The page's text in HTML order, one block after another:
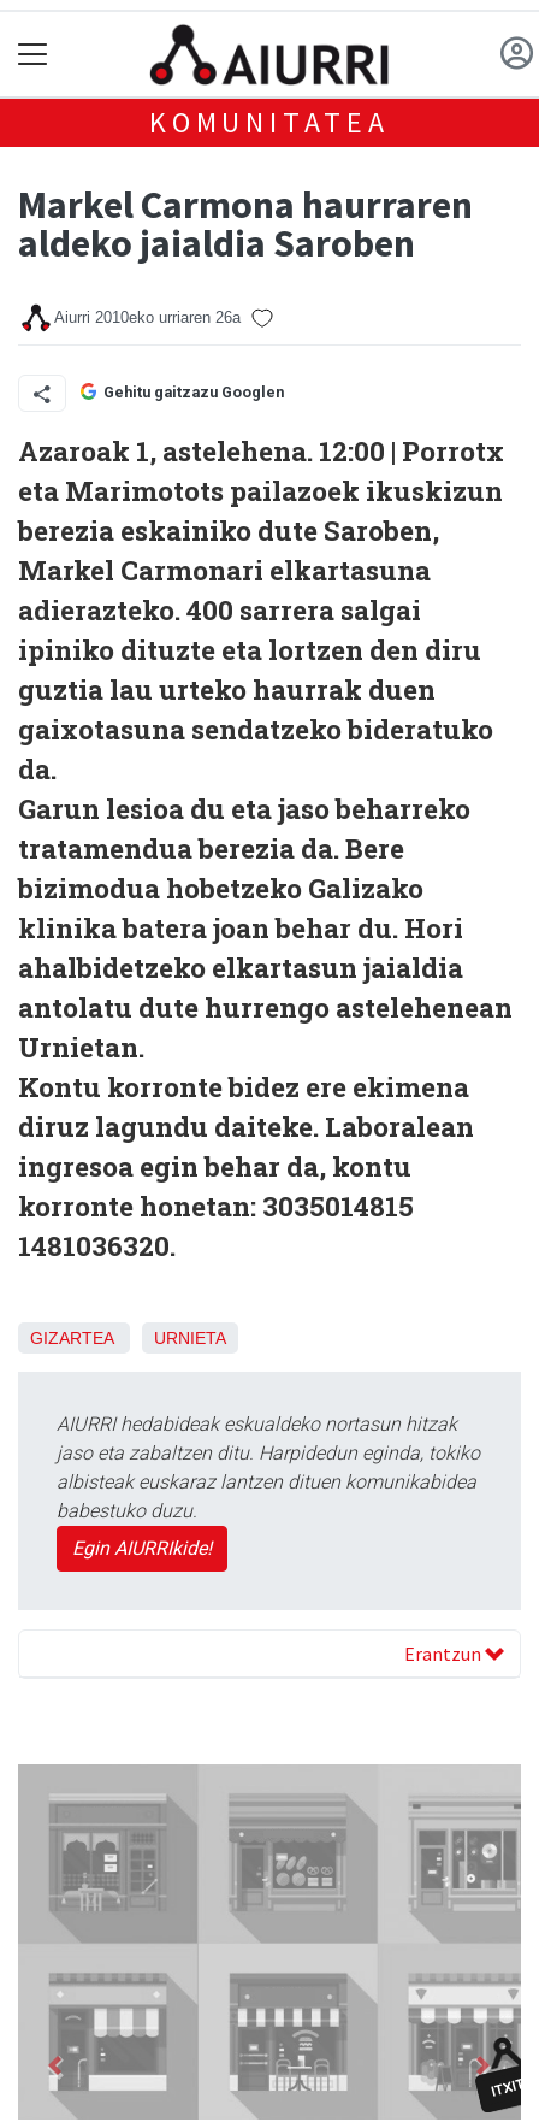
KOMUNITATEA
Markel Carmona haurraren
aldeko jaialdia Saroben
Aiurri 2010eko urriaren 26a
Gehitu gaitzazu Googlen
Azaroak 1, astelehena. 12:00 | Porrotx
eta Marimotots pailazoek ikuskizun
berezia eskainiko dute Saroben,
Markel Carmonari elkartasuna
adierazteko. 400 sarrera salgai
ipiniko dituzte eta lortzen den diru
guztia lau urteko haurrak duen
gaixotasuna sendatzeko bideratuko
da.
Garun lesioa du eta jaso beharreko
tratamendua berezia da. Bere
bizimodua hobetzeko Galizako
klinika batera joan behar du. Hori
ahalbidetzeko elkartasun jaialdia
antolatu dute hurrengo astelehenean
Urnietan.
Kontu korronte bidez ere ekimena
diruz lagundu daiteke. Laboralean
ingresoa egin behar da, kontu
korronte honetan: 3035014815
1481036320.
GIZARTEA URNIETA
AIURRI hedabideak eskualdeko nortasun hitzak
jaso eta zabaltzen ditu. Harpidedun eginda, tokiko
albisteak euskaraz lantzen dituen komunikabidea
babestuko duzu.
Egin AIURRIkide!
Erantzun
Previous Next